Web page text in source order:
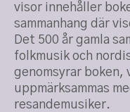
visor innehåller
sammanhang där
Det 500 år gamla
folkmusik och
genomsyrar boken,
uppmärksammas
resandemusiker.